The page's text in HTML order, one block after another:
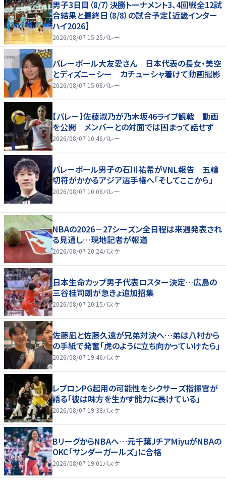
男子3日目（8/7）決勝トーナメント3、4回戦全12試
合結果と最終日（8/8）の試合予定【近畿インター
ハイ2026】
2026/08/07 15:25バレー
バレーボール大友愛さん 日本代表の長女・美空
とディズニーシー カチューシャ着けて動画撮影
2026/08/07 15:08バレー
【バレー】佐藤淑乃が乃木坂46ライブ観戦 動画
を公開 メンバーとの対面では固まって話せず
2026/08/07 10:46バレー
バレーボール男子の石川祐希がVNL報告 五輪
切符がかかるアジア選手権へ「そしてここから」
2026/08/07 10:08バレー
NBAの2026－27シーズン全日程は来週発表され
る見通し…現地記者が報道
2026/08/07 20:24バスケ
日本生命カップ男子代表ロスター決定…広島の
三谷桂司朗が急きょ追加招集
2026/08/07 20:15バスケ
佐藤凪と佐藤久遠が兄弟対決へ…弟は八村から
の手紙で発奮「虎のように立ち向かっていけたら」
2026/08/07 19:46バスケ
レブロンPG起用の可能性をシクサーズ指揮官が
語る「彼は味方を生かす能力に長けている」
2026/08/07 19:38バスケ
BリーグからNBAへ…元千葉JチアMiyuがNBAの
OKC「サンダーガールズ」に合格
2026/08/07 19:01 バスケ